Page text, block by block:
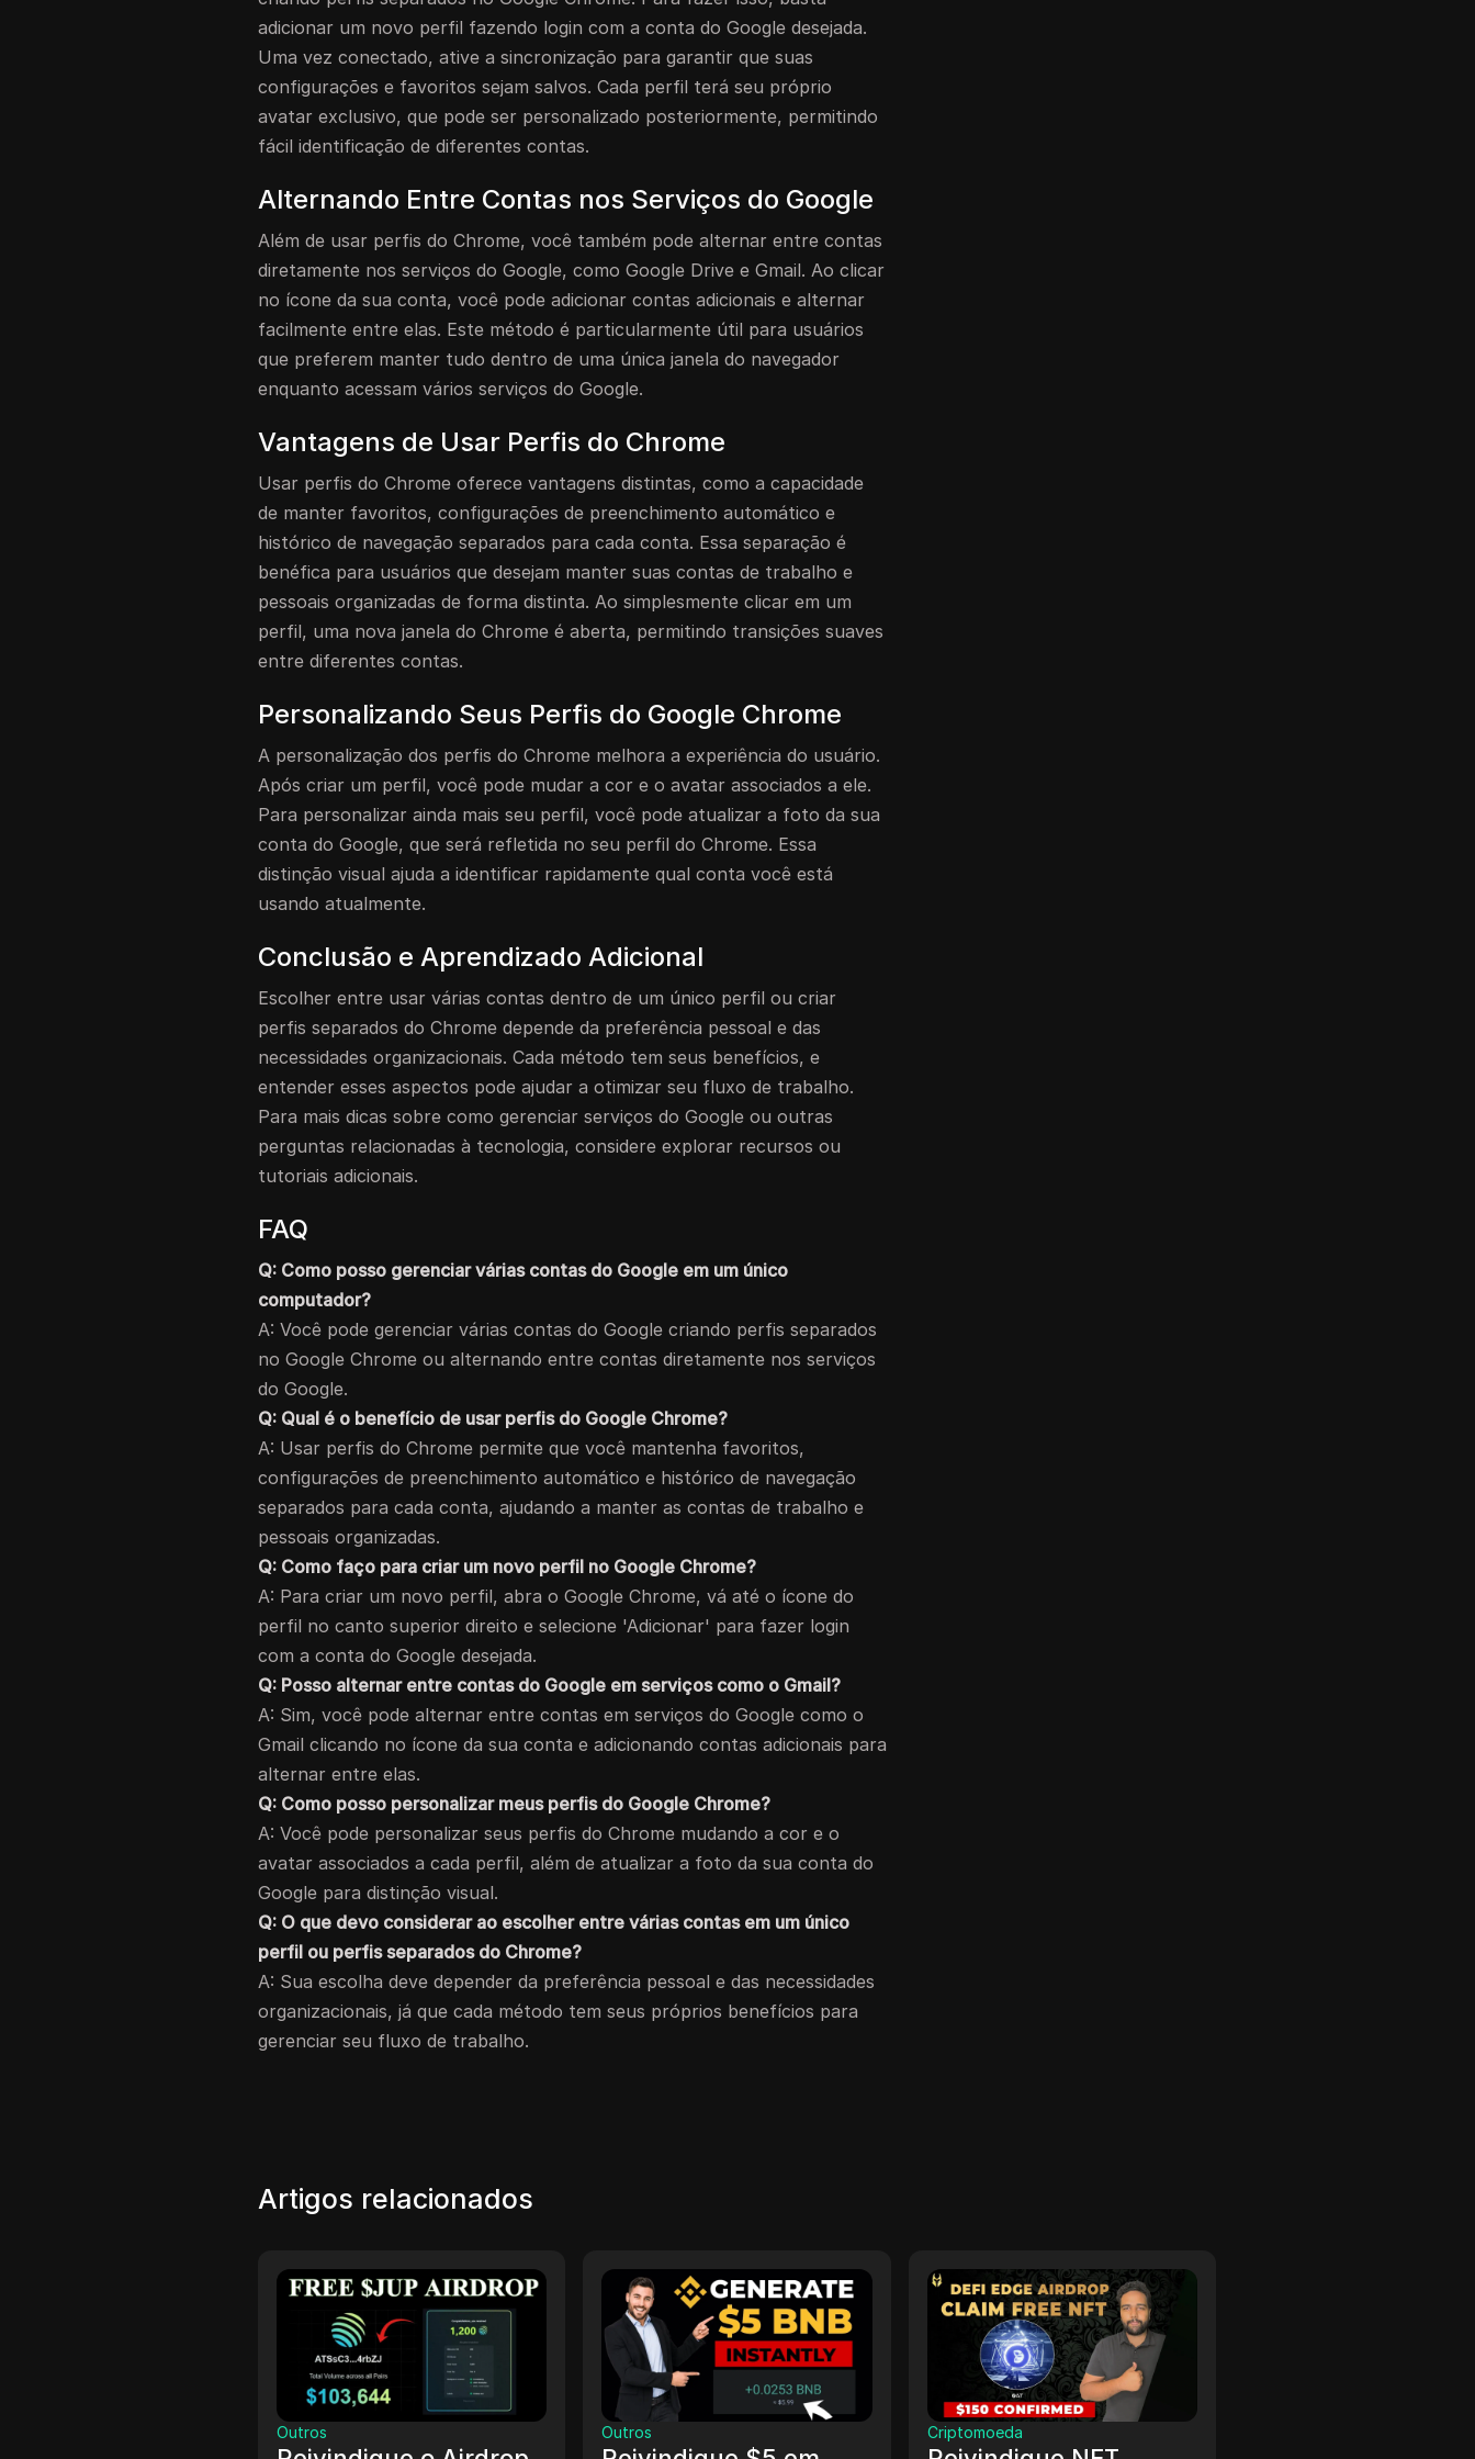
adicionar um novo perfil fazendo login com a conta do Google desejada.
Uma vez conectado, ative a sincronização para garantir que suas
configurações e favoritos sejam salvos. Cada perfil terá seu próprio
avatar exclusivo, que pode ser personalizado posteriormente, permitindo
fácil identificação de diferentes contas.
Alternando Entre Contas nos Serviços do Google
Além de usar perfis do Chrome, você também pode alternar entre contas
diretamente nos serviços do Google, como Google Drive e Gmail. Ao clicar
no ícone da sua conta, você pode adicionar contas adicionais e alternar
facilmente entre elas. Este método é particularmente útil para usuários
que preferem manter tudo dentro de uma única janela do navegador
enquanto acessam vários serviços do Google.
Vantagens de Usar Perfis do Chrome
Usar perfis do Chrome oferece vantagens distintas, como a capacidade
de manter favoritos, configurações de preenchimento automático e
histórico de navegação separados para cada conta. Essa separação é
benéfica para usuários que desejam manter suas contas de trabalho e
pessoais organizadas de forma distinta. Ao simplesmente clicar em um
perfil, uma nova janela do Chrome é aberta, permitindo transições suaves
entre diferentes contas.
Personalizando Seus Perfis do Google Chrome
A personalização dos perfis do Chrome melhora a experiência do usuário.
Após criar um perfil, você pode mudar a cor e o avatar associados a ele.
Para personalizar ainda mais seu perfil, você pode atualizar a foto da sua
conta do Google, que será refletida no seu perfil do Chrome. Essa
distinção visual ajuda a identificar rapidamente qual conta você está
usando atualmente.
Conclusão e Aprendizado Adicional
Escolher entre usar várias contas dentro de um único perfil ou criar
perfis separados do Chrome depende da preferência pessoal e das
necessidades organizacionais. Cada método tem seus benefícios, e
entender esses aspectos pode ajudar a otimizar seu fluxo de trabalho.
Para mais dicas sobre como gerenciar serviços do Google ou outras
perguntas relacionadas à tecnologia, considere explorar recursos ou
tutoriais adicionais.
FAQ
Q: Como posso gerenciar várias contas do Google em um único
computador?
A: Você pode gerenciar várias contas do Google criando perfis separados
no Google Chrome ou alternando entre contas diretamente nos serviços
do Google.
Q: Qual é o benefício de usar perfis do Google Chrome?
A: Usar perfis do Chrome permite que você mantenha favoritos,
configurações de preenchimento automático e histórico de navegação
separados para cada conta, ajudando a manter as contas de trabalho e
pessoais organizadas.
Q: Como faço para criar um novo perfil no Google Chrome?
A: Para criar um novo perfil, abra o Google Chrome, vá até o ícone do
perfil no canto superior direito e selecione 'Adicionar' para fazer login
com a conta do Google desejada.
Q: Posso alternar entre contas do Google em serviços como o Gmail?
A: Sim, você pode alternar entre contas em serviços do Google como o
Gmail clicando no ícone da sua conta e adicionando contas adicionais para
alternar entre elas.
Q: Como posso personalizar meus perfis do Google Chrome?
A: Você pode personalizar seus perfis do Chrome mudando a cor e o
avatar associados a cada perfil, além de atualizar a foto da sua conta do
Google para distinção visual.
Q: O que devo considerar ao escolher entre várias contas em um único
perfil ou perfis separados do Chrome?
A: Sua escolha deve depender da preferência pessoal e das necessidades
organizacionais, já que cada método tem seus próprios benefícios para
gerenciar seu fluxo de trabalho.
Artigos relacionados
Outros Criptomoeda Criptomoeda